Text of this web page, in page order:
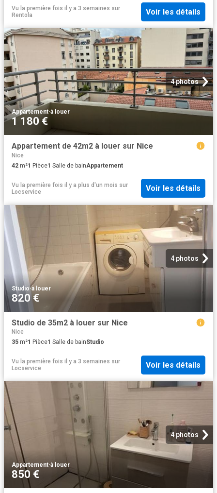
Vu la première fois il y a 3 semaines sur
Rentola
Voir les détails
4 photos
Appartement·à louer
1 180 €
Appartement de 42m2 à louer sur Nice
Nice
42 m²1 Pièce1 Salle de bainAppartement
Vu la première fois il y a plus d'un mois sur
Locservice
Voir les détails
4 photos
Studio·à louer
820 €
Studio de 35m2 à louer sur Nice
Nice
35 m²1 Pièce1 Salle de bainStudio
Vu la première fois il y a 3 semaines sur
Locservice
Voir les détails
4 photos
Appartement·à louer
850 €